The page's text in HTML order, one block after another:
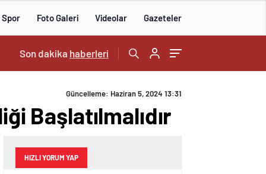
Spor Foto Galeri Videolar Gazeteler
18:17 /
Son dakika haberleri
Güncelleme: Haziran 5, 2024 13:31
Başlatılmalıdır
HIZLI YORUM YAP